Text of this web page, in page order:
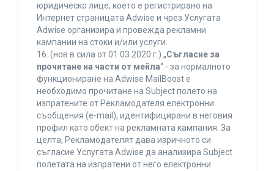
юридическо лице, което е регистрирано на
Интернет страницата Adwise и чрез Услугата
Adwise организира и провежда рекламни
кампании на стоки и/или услуги.
16. (нов в сила от 01.03.2020 г.) „Съгласие за
прочитане на части от мейла“ - за нормалното
функциониране на Adwise MailBoost е
необходимо прочитане на Subject полето на
изпратените от Рекламодателя електронни
съобщения (e-mail), идентифицирани в неговия
профил като обект на рекламната кампания. За
целта, Рекламодателят дава изричното си
съгласие Услугата Adwise да анализира Subject
полетата на изпратени от него електронни